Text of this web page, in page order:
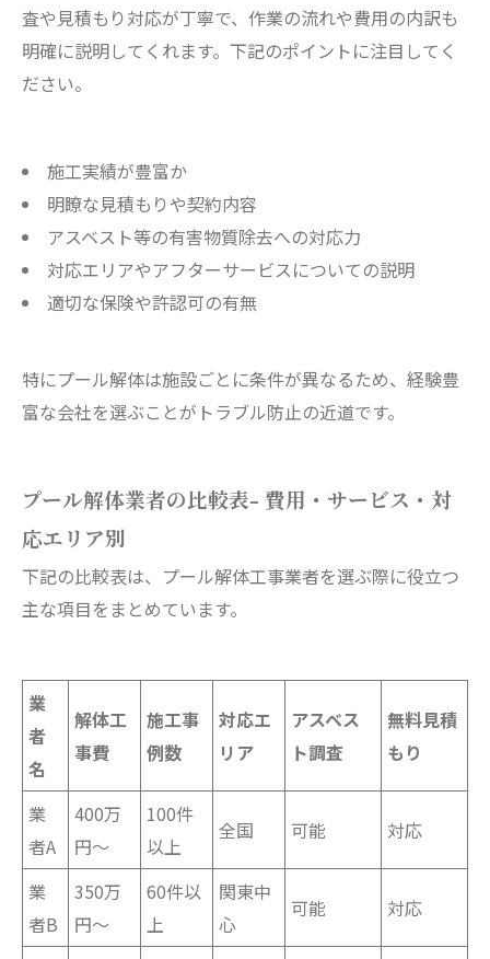
査や見積もり対応が丁寧で、作業の流れや費用の内訳も
明確に説明してくれます。下記のポイントに注目してく
ださい。
施工実績が豊富か
明瞭な見積もりや契約内容
アスベスト等の有害物質除去への対応力
対応エリアやアフターサービスについての説明
適切な保険や許認可の有無
特にプール解体は施設ごとに条件が異なるため、経験豊
富な会社を選ぶことがトラブル防止の近道です。
プール解体業者の比較表- 費用・サービス・対
応エリア別
下記の比較表は、プール解体工事業者を選ぶ際に役立つ
主な項目をまとめています。
業
者
名
解体工
事費
施工事
例数
対応エ
リア
アスベス
ト調査
無料見積
もり
業
者A
400万
円〜
100件
以上
全国 可能 対応
業
者B
350万
円〜
60件以
上
関東中
心
可能 対応